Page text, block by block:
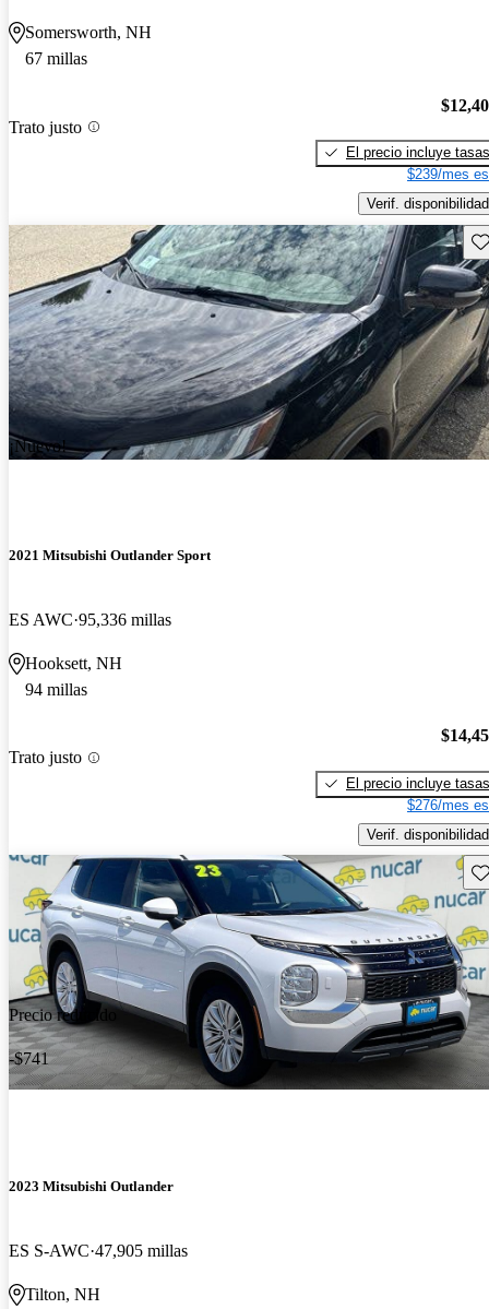
Somersworth, NH
67 millas
Trato justo
El precio incluye tasas
$239/mes
Verif. disponibilidad
¡Nuevo!
2021 Mitsubishi Outlander Sport
ES AWC 95,336 millas
Hooksett, NH
94 millas
Trato justo
El precio incluye tasas
$276/mes
Verif. disponibilidad
Precio reducido
-$741
2023 Mitsubishi Outlander
ES S-AWC 47,905 millas
Tilton, NH